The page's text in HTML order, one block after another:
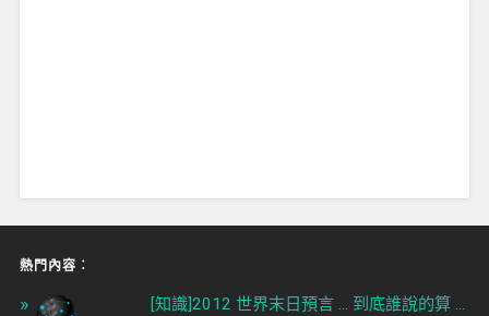
熱門內容︰
[知識]2012 世界末日預言 ... 到底誰說的算 ...